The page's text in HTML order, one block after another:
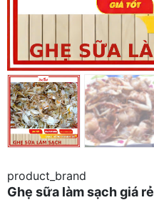
product_brand
Ghẹ sữa làm sạch giá rẻ